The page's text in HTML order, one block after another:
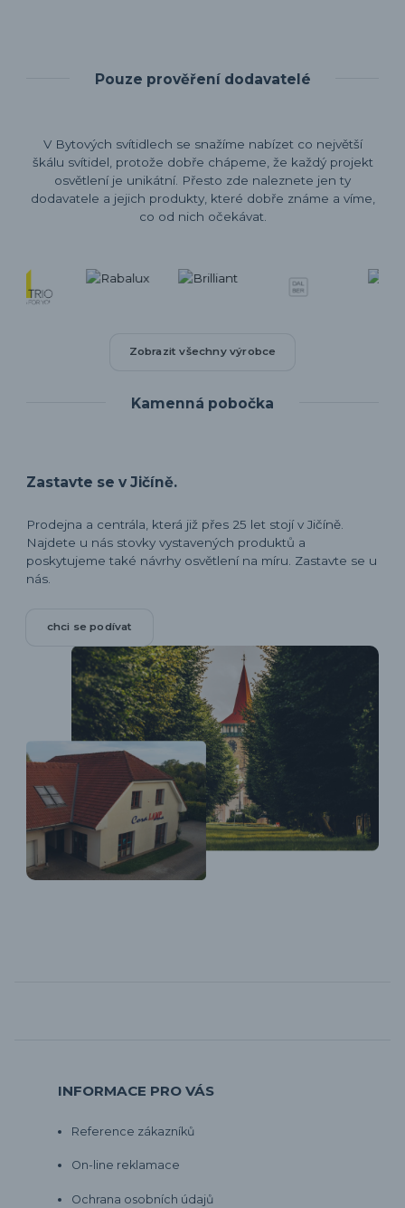
Pouze prověření dodavatelé
V Bytových svítidlech se snažíme nabízet co největší
škálu svítidel, protože dobře chápeme, že každý projekt
osvětlení je unikátní. Přesto zde naleznete jen ty
dodavatele a jejich produkty, které dobře známe a víme,
co od nich očekávat.
Zobrazit všechny výrobce
Kamenná pobočka
Zastavte se v Jičíně.
Prodejna a centrála, která již přes 25 let stojí v Jičíně.
Najdete u nás stovky vystavených produktů a
poskytujeme také návrhy osvětlení na míru. Zastavte se u
nás.
chci se podívat
INFORMACE PRO VÁS
Reference zákazníků
On-line reklamace
Ochrana osobních údajů